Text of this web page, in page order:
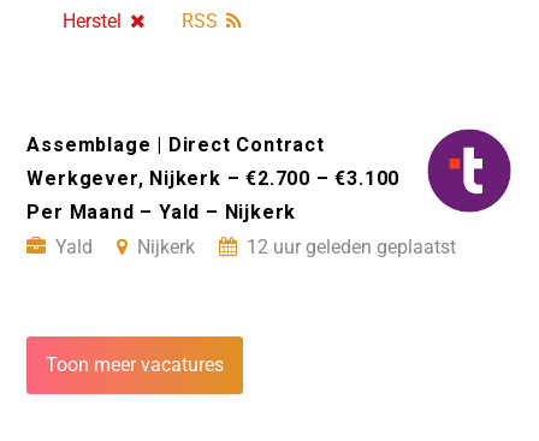
Herstel
RSS
Assemblage | Direct Contract
Werkgever, Nijkerk – €2.700 – €3.100
Per Maand – Yald – Nijkerk
Yald
Nijkerk 12 uur geleden geplaatst
Toon meer vacatures